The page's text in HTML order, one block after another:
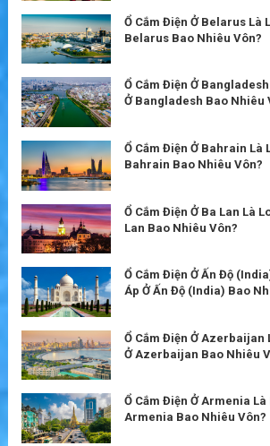
Ổ Cắm Điện Ở Belarus Là
Belarus Bao Nhiêu Vôn?
Ổ Cắm Điện Ở
Ở Bangladesh Bao Nhiêu
Ổ Cắm Điện Ở Bahrain Là
Bahrain Bao Nhiêu Vôn?
Ổ Cắm Điện Ở Ba Lan Là
Lan Bao Nhiêu Vôn?
Ổ Cắm Điện Ở Ấn Độ
Áp Ở Ấn Độ (India) Bao
Ổ Cắm Điện Ở Azerbaijan
Ở Azerbaijan Bao Nhiêu
Ổ Cắm Điện Ở Armenia Là
Armenia Bao Nhiêu Vôn?